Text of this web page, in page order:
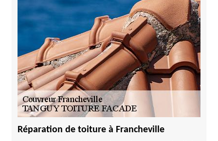
Réparation de toiture à Francheville